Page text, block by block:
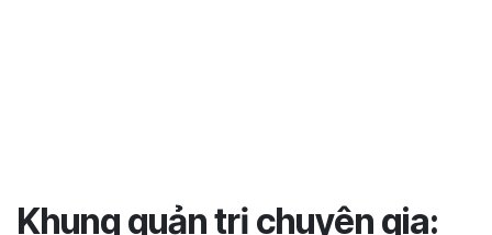
Khung quản trị chuyên gia: